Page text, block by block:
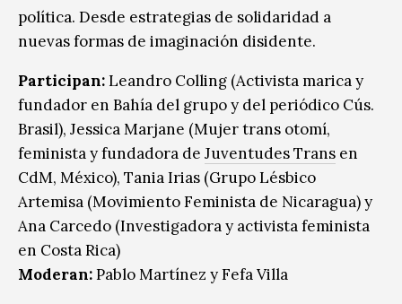
política. Desde estrategias de solidaridad a
nuevas formas de imaginación disidente.
Participan:Leandro Colling (Activista marica y
fundador en Bahía del grupo y del periódico Cús.
Brasil), Jessica Marjane (Mujer trans otomí,
feminista y fundadora de Juventudes Trans en
CdM, México), Tania Irias (Grupo Lésbico
Artemisa (Movimiento Feminista de Nicaragua) y
Ana Carcedo (Investigadora y activista feminista
en Costa Rica)
Moderan:Pablo Martínez y Fefa Villa